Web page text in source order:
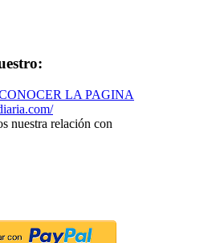
nuestra relación con